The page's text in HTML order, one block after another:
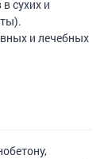
сухих и
и лечебных